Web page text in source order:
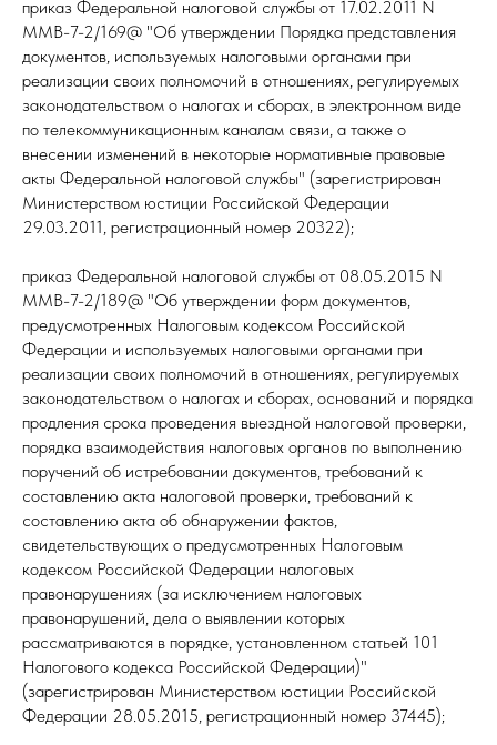
приказ Федеральной налоговой службы от 17.02.2011 N
ММВ-7-2/169@ "Об утверждении Порядка представления
документов, используемых налоговыми органами при
реализации своих полномочий в отношениях, регулируемых
законодательством о налогах и сборах, в электронном виде
по телекоммуникационным каналам связи, а также о
внесении изменений в некоторые нормативные правовые
акты Федеральной налоговой службы" (зарегистрирован
Министерством юстиции Российской Федерации
29.03.2011, регистрационный номер 20322);
приказ Федеральной налоговой службы от 08.05.2015 N
ММВ-7-2/189@ "Об утверждении форм документов,
предусмотренных Налоговым кодексом Российской
Федерации и используемых налоговыми органами при
реализации своих полномочий в отношениях, регулируемых
законодательством о налогах и сборах, оснований и порядка
продления срока проведения выездной налоговой проверки,
порядка взаимодействия налоговых органов по выполнению
поручений об истребовании документов, требований к
составлению акта налоговой проверки, требований к
составлению акта об обнаружении фактов,
свидетельствующих о предусмотренных Налоговым
кодексом Российской Федерации налоговых
правонарушениях (за исключением налоговых
правонарушений, дела о выявлении которых
рассматриваются в порядке, установленном статьей 101
Налогового кодекса Российской Федерации)"
(зарегистрирован Министерством юстиции Российской
Федерации 28.05.2015, регистрационный номер 37445);